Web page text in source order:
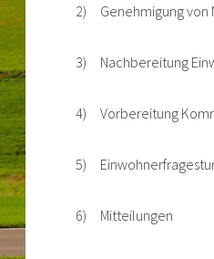
2) Genehmigung von
3) Nachbereitung
4) Vorbereitung
5)
6) Mitteilungen